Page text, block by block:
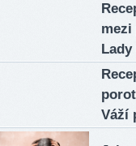
mezi
Lady
Váží